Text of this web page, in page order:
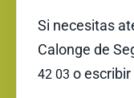
Si necesitas
Calonge de
42 03 o escribir